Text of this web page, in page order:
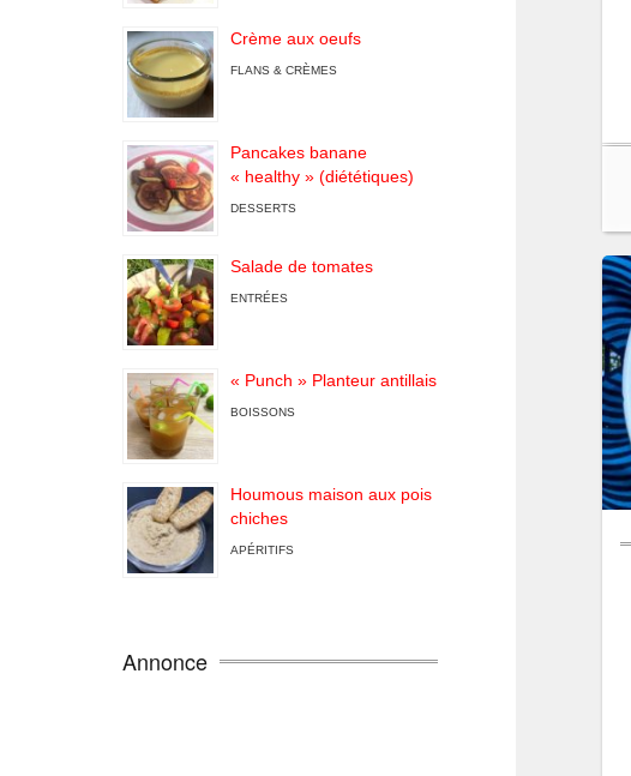
Crème aux oeufs
FLANS & CRÈMES
Pancakes banane
« healthy » (diététiques)
DESSERTS
Salade de tomates
ENTRÉES
« Punch » Planteur antillais
BOISSONS
Houmous maison aux pois
chiches
APÉRITIFS
Annonce